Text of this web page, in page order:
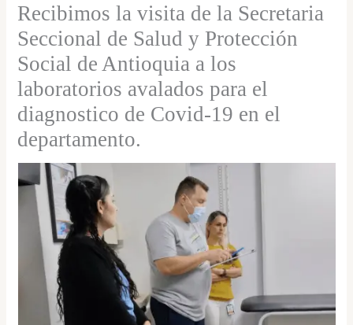
Recibimos la visita de la Secretaria
Seccional de Salud y Protección
Social de Antioquia a los
laboratorios avalados para el
diagnostico de Covid-19 en el
departamento.